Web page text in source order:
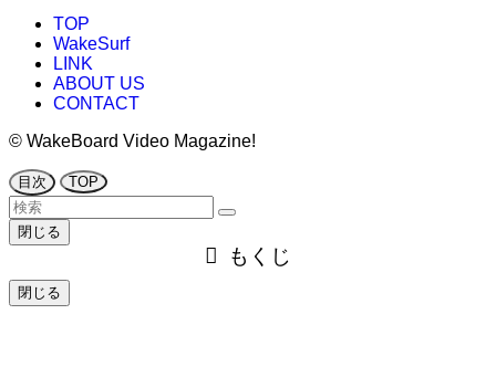
TOP
WakeSurf
LINK
ABOUT US
CONTACT
© WakeBoard Video Magazine!
目次 TOP
閉じる
もくじ
閉じる